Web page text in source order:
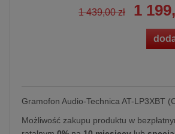
1 439,00 zł 1
Gramofon Audio-Technica AT-LP3XBT
Możliwość zakupu produktu w